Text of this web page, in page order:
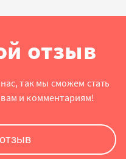
отзыв
так мы сможем стать
и комментариям!